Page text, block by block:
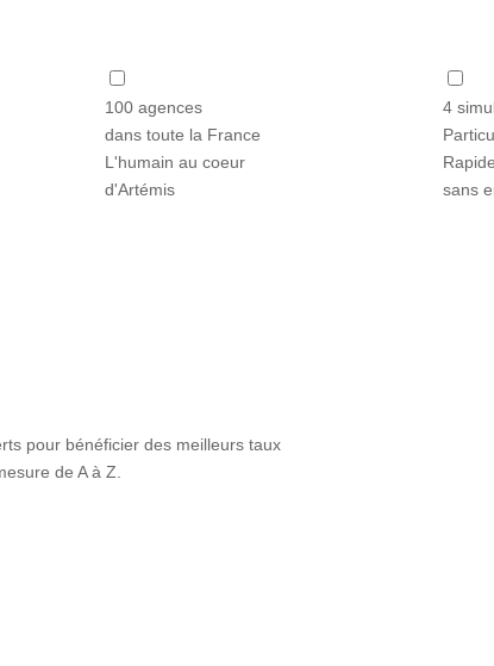
100 agences
dans toute la France
L'humain au coeur
d'Artémis
4
sans
pour bénéficier des meilleurs taux
de A à Z.